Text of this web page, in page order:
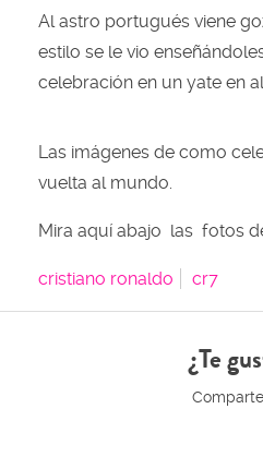
Al astro portugués viene
estilo se le vio
celebración en un yate en
Las imágenes de como
vuelta al mundo.
Mira aquí abajo las fotos
cristiano ronaldo cr7
¿Te